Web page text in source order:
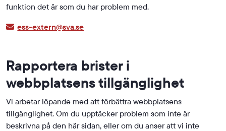
funktion det är som du har problem med.
ess-extern@sva.se
Rapportera brister i
webbplatsens tillgänglighet
Vi arbetar löpande med att förbättra webbplatsens
tillgänglighet. Om du upptäcker problem som inte är
beskrivna på den här sidan, eller om du anser att vi inte